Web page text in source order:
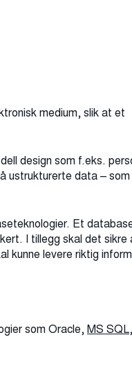
medium, slik at et
design som f.eks.
ustrukturerte data –
Et
I tillegg skal det sikre
kunne levere riktig
som Oracle,MS SQL,